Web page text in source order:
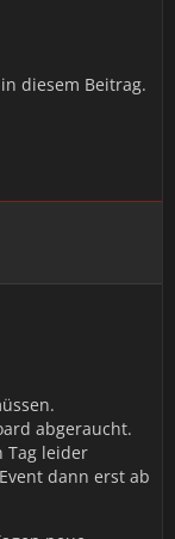
diesem Beitrag.
abgeraucht.
Tag leider
dann erst ab